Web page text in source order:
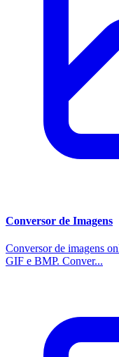
Conversor de Imagens
Conversor de imagens
GIF e BMP. Conver...